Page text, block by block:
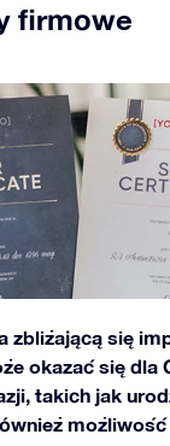
firmowe
zbliżającą się
okazać się dla
takich jak